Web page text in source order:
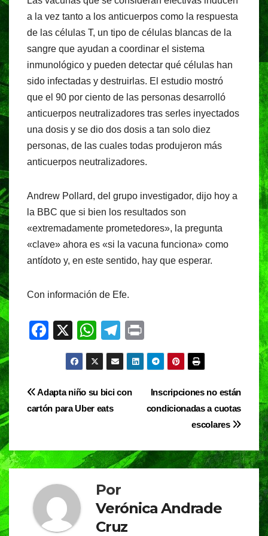
a la vez tanto a los anticuerpos como la respuesta
de las células T, un tipo de células blancas de la
sangre que ayudan a coordinar el sistema
inmunológico y pueden detectar qué células han
sido infectadas y destruirlas. El estudio mostró
que el 90 por ciento de las personas desarrolló
anticuerpos neutralizadores tras serles inyectados
una dosis y se dio dos dosis a tan solo diez
personas, de las cuales todas produjeron más
anticuerpos neutralizadores.
Andrew Pollard, del grupo investigador, dijo hoy a
la BBC que si bien los resultados son
«extremadamente prometedores», la pregunta
«clave» ahora es «si la vacuna funciona» como
antídoto y, en este sentido, hay que esperar.
Con información de Efe.
F
e
b
o
k
X
W
h
at
s
A
p
T
el
e
gr
in
t
Navegación
entradas
Inscripciones no están
condicionadas a cuotas
escolares
Adapta niño su bici con
cartón para Uber eats
Por
Verónica Andrade
Cruz